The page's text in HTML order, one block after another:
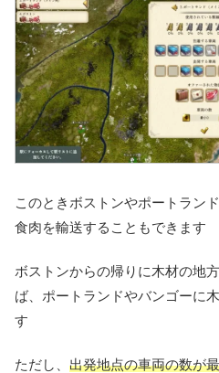
このときボストンやポートラン
食肉を輸送することもできます
ボストンからの帰りに木材の地
ば、ポートランドやバンゴーに
す
ただし、 出発地点の車両の数が